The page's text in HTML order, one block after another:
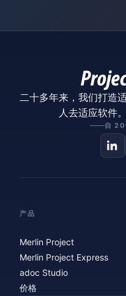
二十多年来，我们打造
人去适应软件
自
产品
Merlin Project
Merlin Project Express
adoc Studio
价格